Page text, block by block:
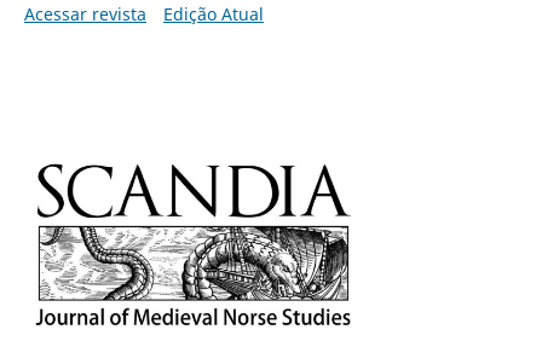
Acessar revista
Edição Atual